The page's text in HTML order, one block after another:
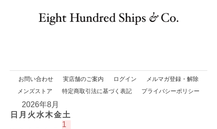
お問い合わせ 実店舗のご案内 ログイン
メルマガ登録・解除
メンズストア
特定商取引法に基づく表記 プライバシーポリシー
2026年8月
日 月 火 水木金土
1